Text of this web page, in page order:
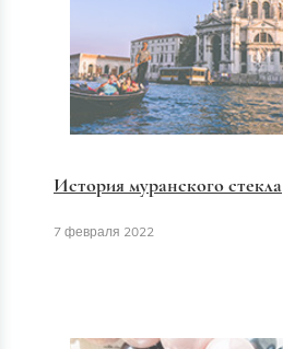
История муранского стекла
7 февраля 2022